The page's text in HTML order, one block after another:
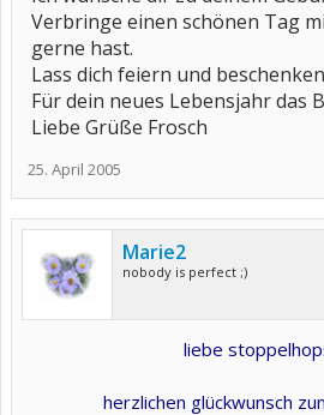
Verbringe einen schönen Tag
gerne hast.
Lass dich feiern und
Für dein neues Lebensjahr das
Liebe Grüße Frosch
25. April 2005
Marie2
nobody is perfect ;)
liebe
herzlichen glückwunsch